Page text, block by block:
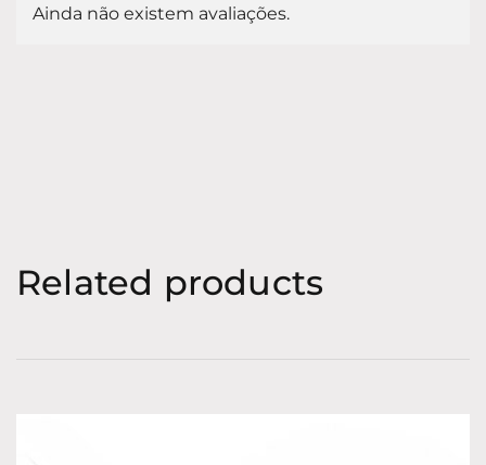
Ainda não existem avaliações.
Related products